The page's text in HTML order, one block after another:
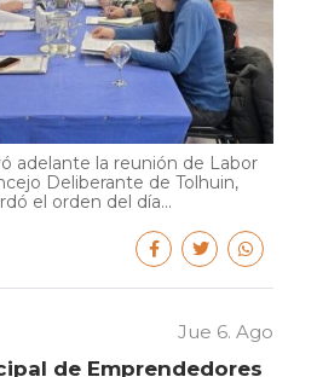
adelante la reunión de Labor
Deliberante de Tolhuin,
el orden del día...
Jue 6. Ago
de Emprendedores